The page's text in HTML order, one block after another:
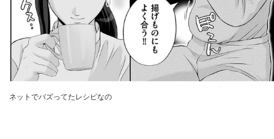
ネットでバズってたレシピなの